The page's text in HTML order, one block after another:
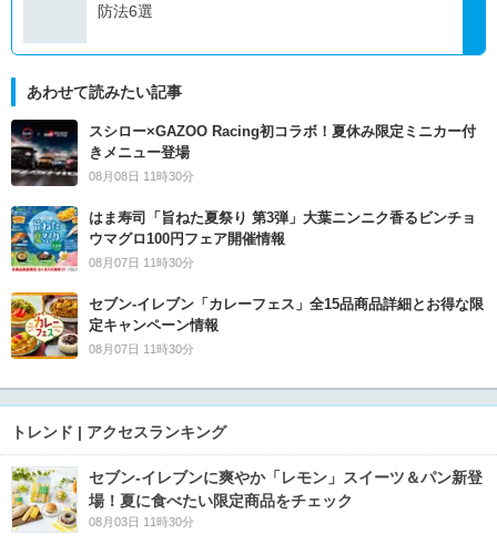
防法6選
あわせて読みたい記事
スシロー×GAZOO Racing初コラボ！夏休み限定ミニカー付
きメニュー登場
08月08日 11時30分
はま寿司「旨ねた夏祭り 第3弾」大葉ニンニク香るビンチョ
ウマグロ100円フェア開催情報
08月07日 11時30分
セブン‐イレブン「カレーフェス」全15品商品詳細とお得な限
定キャンペーン情報
08月07日 11時30分
トレンド | アクセスランキング
セブン‐イレブンに爽やか「レモン」スイーツ＆パン新登
場！夏に食べたい限定商品をチェック
08月03日 11時30分